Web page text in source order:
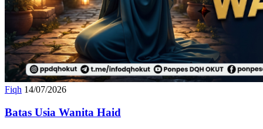
Fiqh 14/07/2026
Batas Usia Wanita Haid